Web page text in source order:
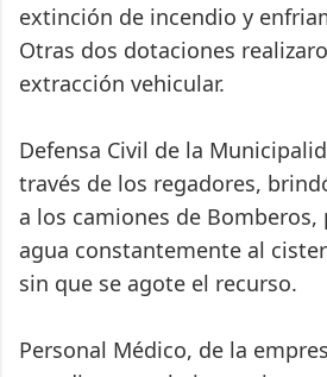
extinción de incendio y
Otras dos dotaciones
extracción vehicular.
Defensa Civil de la
través de los regadores,
a los camiones de
agua constantemente al
sin que se agote el recurso.
Personal Médico, de la